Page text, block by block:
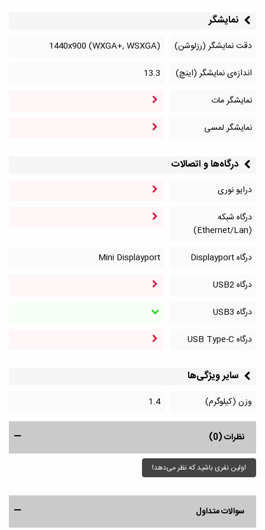
نمایشگر
دقت نمایشگر (رزلوشن)
1440x900 (WXGA+, WSXGA)
اندازه‌ی نمایشگر (اینچ)
13.3
نمایشگر مات
نمایشگر لمسی
درگاه‌ها و اتصالات
درایو نوری
درگاه شبکه
(Ethernet/Lan)
درگاه Displayport
Mini Displayport
درگاه‌ USB2
درگاه‌ USB3
درگاه‌ USB Type-C
سایر ویژگی‌ها
وزن (کیلوگرم) 1.4
نظرات (0)
اولین نفری باشید که نظر می‌دهد!
سوالات متداول